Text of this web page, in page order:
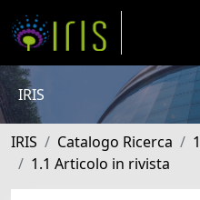
IRIS
IRIS Catalogo Ricerca
1.1 Articolo in rivista